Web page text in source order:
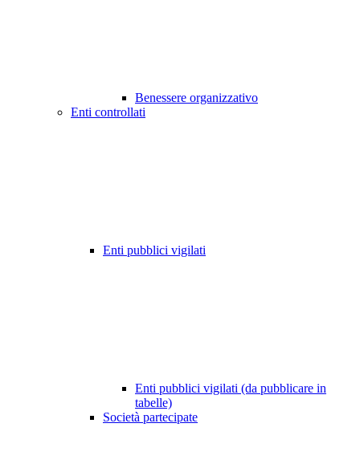
Benessere organizzativo
Enti controllati
Enti pubblici vigilati
Enti pubblici vigilati (da pubblicare in
tabelle)
Società partecipate